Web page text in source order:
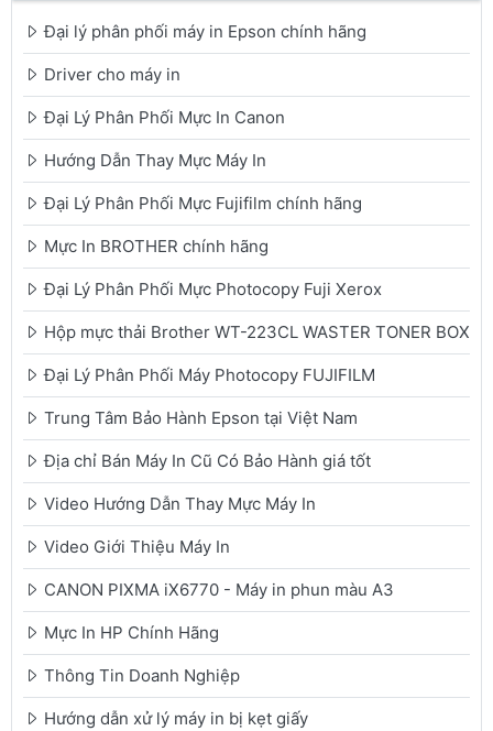
Đại lý phân phối máy in Epson chính hãng
Driver cho máy in
Đại Lý Phân Phối Mực In Canon
Hướng Dẫn Thay Mực Máy In
Đại Lý Phân Phối Mực Fujifilm chính hãng
Mực In BROTHER chính hãng
Đại Lý Phân Phối Mực Photocopy Fuji Xerox
Hộp mực thải Brother WT-223CL WASTER TONER BOX
Đại Lý Phân Phối Máy Photocopy FUJIFILM
Trung Tâm Bảo Hành Epson tại Việt Nam
Địa chỉ Bán Máy In Cũ Có Bảo Hành giá tốt
Video Hướng Dẫn Thay Mực Máy In
Video Giới Thiệu Máy In
CANON PIXMA iX6770 - Máy in phun màu A3
Mực In HP Chính Hãng
Thông Tin Doanh Nghiệp
Hướng dẫn xử lý máy in bị kẹt giấy